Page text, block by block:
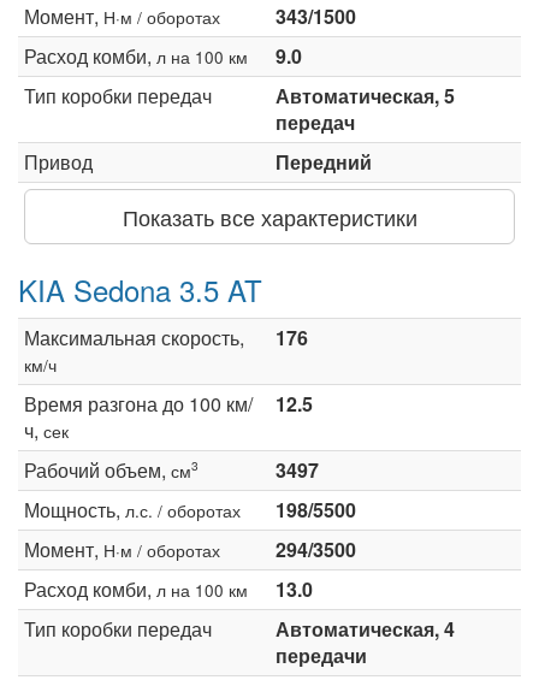
Момент, Н·м / оборотах
343/1500
Расход комби, л на 100 км
9.0
Тип коробки передач
Автоматическая, 5
передач
Привод
Передний
Показать все характеристики
KIA Sedona 3.5 AT
Максимальная скорость,
км/ч
176
Время разгона до 100 км/
ч, сек
12.5
Рабочий объем, см3
3497
Мощность, л.с. / оборотах
198/5500
Момент, Н·м / оборотах
294/3500
Расход комби, л на 100 км
13.0
Тип коробки передач
Автоматическая, 4
передачи